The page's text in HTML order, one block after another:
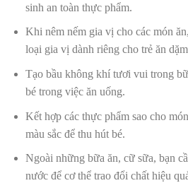
sinh an toàn thực phẩm.
Khi nêm nếm gia vị cho các món
loại gia vị dành riêng cho trẻ ăn
Tạo bầu không khí tươi vui trong
bé trong việc ăn uống.
Kết hợp các thực phẩm sao cho
màu sắc để thu hút bé.
Ngoài những bữa ăn, cữ sữa, bạn
nước để cơ thể trao đổi chất hiệu